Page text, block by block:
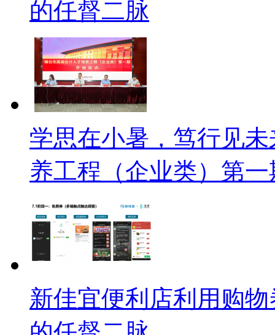
的任督二脉
学思在小暑，笃行见
养工程（企业类）第
新佳宜便利店利用购